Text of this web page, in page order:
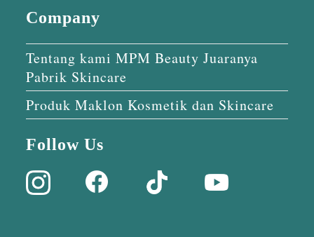
Company
Tentang kami MPM Beauty Juaranya
Pabrik Skincare
Produk Maklon Kosmetik dan Skincare
Follow Us